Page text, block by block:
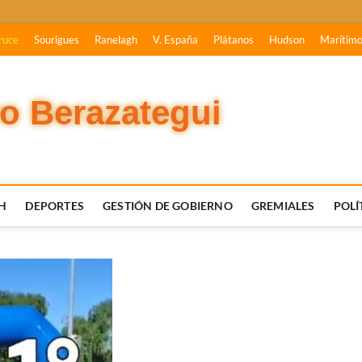
Sourigues Ranelagh V. España Plátanos Hudson Marítimo
Berazategui
DEPORTES GESTIÓN DE GOBIERNO GREMIALES